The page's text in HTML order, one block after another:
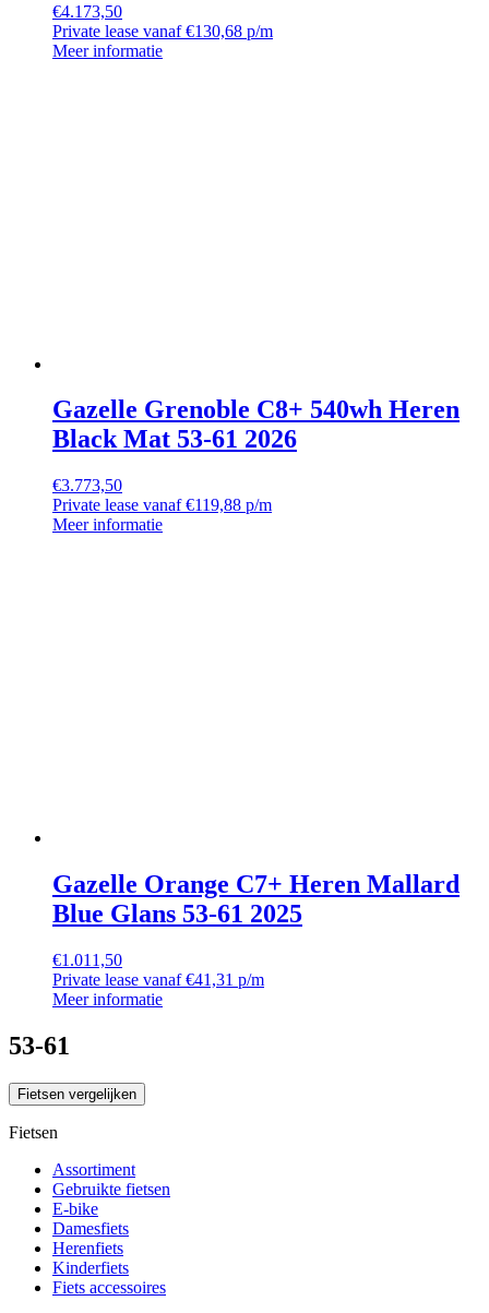
€4.173,50
Private lease vanaf €130,68 p/m
Meer informatie
Gazelle Grenoble C8+ 540wh Heren
Black Mat 53-61 2026
€3.773,50
Private lease vanaf €119,88 p/m
Meer informatie
Gazelle Orange C7+ Heren Mallard
Blue Glans 53-61 2025
€1.011,50
Private lease vanaf €41,31 p/m
Meer informatie
53-61
Fietsen vergelijken
Fietsen
Assortiment
Gebruikte fietsen
E-bike
Damesfiets
Herenfiets
Kinderfiets
Fiets accessoires